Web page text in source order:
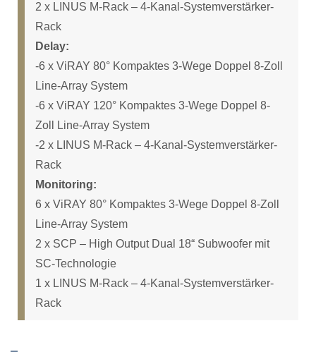
2 x LINUS M-Rack – 4-Kanal-Systemverstärker-
Rack
Delay:
-6 x ViRAY 80° Kompaktes 3-Wege Doppel 8-Zoll
Line-Array System
-6 x ViRAY 120° Kompaktes 3-Wege Doppel 8-
Zoll Line-Array System
-2 x LINUS M-Rack – 4-Kanal-Systemverstärker-
Rack
Monitoring:
6 x ViRAY 80° Kompaktes 3-Wege Doppel 8-Zoll
Line-Array System
2 x SCP – High Output Dual 18“ Subwoofer mit
SC-Technologie
1 x LINUS M-Rack – 4-Kanal-Systemverstärker-
Rack